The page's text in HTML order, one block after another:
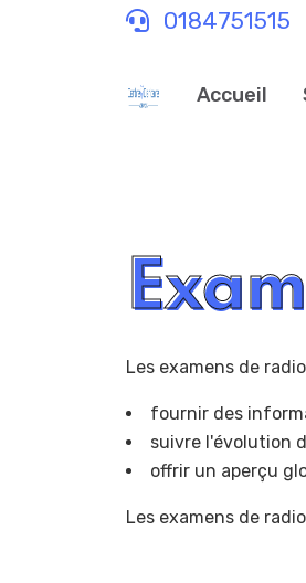
0184751515
Accueil
Les examens de
fournir des
suivre l'évolution
offrir un aperçu
Les examens de